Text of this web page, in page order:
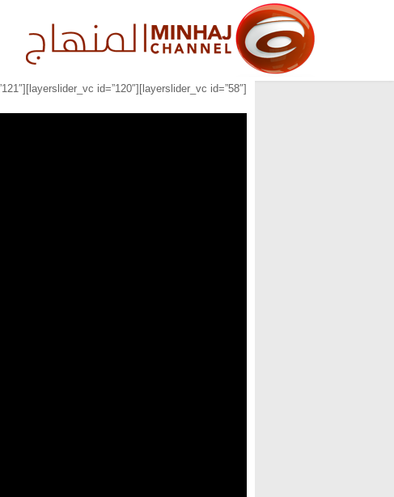
[layerslider_vc id=”58″][layerslider_vc id=”120″][layerslider_vc id=”121″]